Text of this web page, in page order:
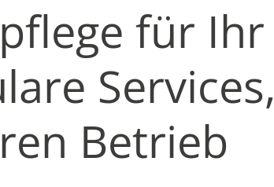
für Ihr
Services,
Betrieb